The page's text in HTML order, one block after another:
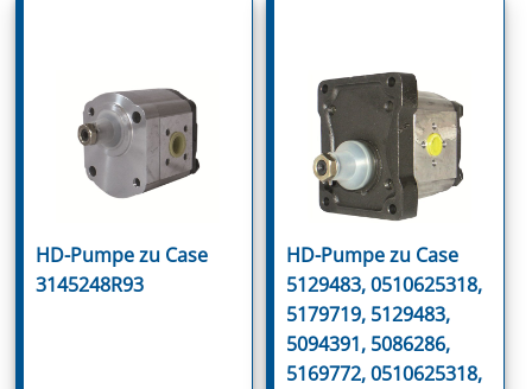
HD-Pumpe zu Case
3145248R93
HD-Pumpe zu Case
5129483, 0510625318,
5179719, 5129483,
5094391, 5086286,
5169772, 0510625318,